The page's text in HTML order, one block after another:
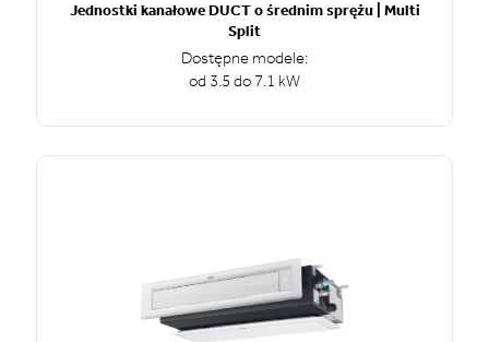
Jednostki kanałowe DUCT o średnim sprężu | Multi
Split
Dostępne modele:
od 3.5 do 7.1 kW